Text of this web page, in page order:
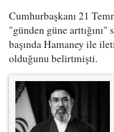
Cumhurbaşkanı 21
"günden güne arttığını"
başında Hamaney ile
olduğunu belirtmişti.